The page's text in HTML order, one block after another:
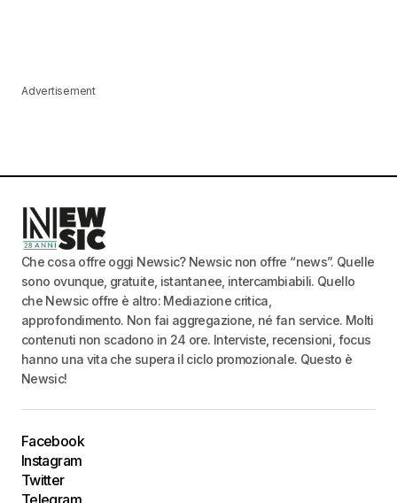
Advertisement
Che cosa offre oggi Newsic? Newsic non offre “news”. Quelle
sono ovunque, gratuite, istantanee, intercambiabili. Quello
che Newsic offre è altro: Mediazione critica,
approfondimento. Non fai aggregazione, né fan service. Molti
contenuti non scadono in 24 ore. Interviste, recensioni, focus
hanno una vita che supera il ciclo promozionale. Questo è
Newsic!
Facebook
Instagram
Twitter